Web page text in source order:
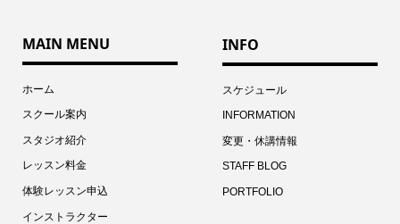
MAIN MENU
ホーム
スクール案内
スタジオ紹介
レッスン料金
体験レッスン申込
インストラクター
INFO
スケジュール
INFORMATION
変更・休講情報
STAFF BLOG
PORTFOLIO